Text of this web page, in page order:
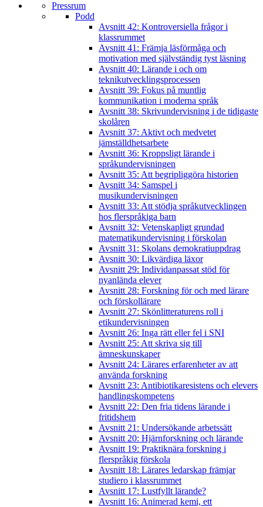
Pressrum
Podd
Avsnitt 42: Kontroversiella frågor i
klassrummet
Avsnitt 41: Främja läsförmåga och
motivation med självständig tyst läsning
Avsnitt 40: Lärande i och om
teknikutvecklingsprocessen
Avsnitt 39: Fokus på muntlig
kommunikation i moderna språk
Avsnitt 38: Skrivundervisning i de tidigaste
skolåren
Avsnitt 37: Aktivt och medvetet
jämställdhetsarbete
Avsnitt 36: Kroppsligt lärande i
språkundervisningen
Avsnitt 35: Att begripliggöra historien
Avsnitt 34: Samspel i
musikundervisningen
Avsnitt 33: Att stödja språkutvecklingen
hos flerspråkiga barn
Avsnitt 32: Vetenskapligt grundad
matematikundervisning i förskolan
Avsnitt 31: Skolans demokratiuppdrag
Avsnitt 30: Likvärdiga läxor
Avsnitt 29: Individanpassat stöd för
nyanlända elever
Avsnitt 28: Forskning för och med lärare
och förskollärare
Avsnitt 27: Skönlitteraturens roll i
etikundervisningen
Avsnitt 26: Inga rätt eller fel i SNI
Avsnitt 25: Att skriva sig till
ämneskunskaper
Avsnitt 24: Lärares erfarenheter av att
använda forskning
Avsnitt 23: Antibiotikaresistens och elevers
handlingskompetens
Avsnitt 22: Den fria tidens lärande i
fritidshem
Avsnitt 21: Undersökande arbetssätt
Avsnitt 20: Hjärnforskning och lärande
Avsnitt 19: Praktiknära forskning i
flerspråkig förskola
Avsnitt 18: Lärares ledarskap främjar
studiero i klassrummet
Avsnitt 17: Lustfyllt lärande?
Avsnitt 16: Animerad kemi, ett